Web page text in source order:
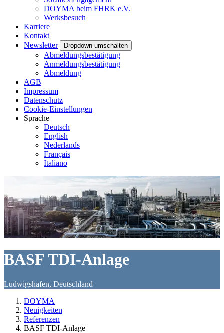
DOYMA beim FHRK e.V.
Werksbesuch
Karriere
Kontakt
Newsletter
Dropdown umschalten
Abmeldungsbestätigung
Anmeldungsbestätigung
Abmeldung
AGB
Impressum
Datenschutz
Cookie-Einstellungen
Sprache
Deutsch
English
Nederlands
Français
Italiano
BASF TDI-Anlage
Ludwigshafen, Deutschland
DOYMA
Neuigkeiten
Referenzen
BASF TDI-Anlage